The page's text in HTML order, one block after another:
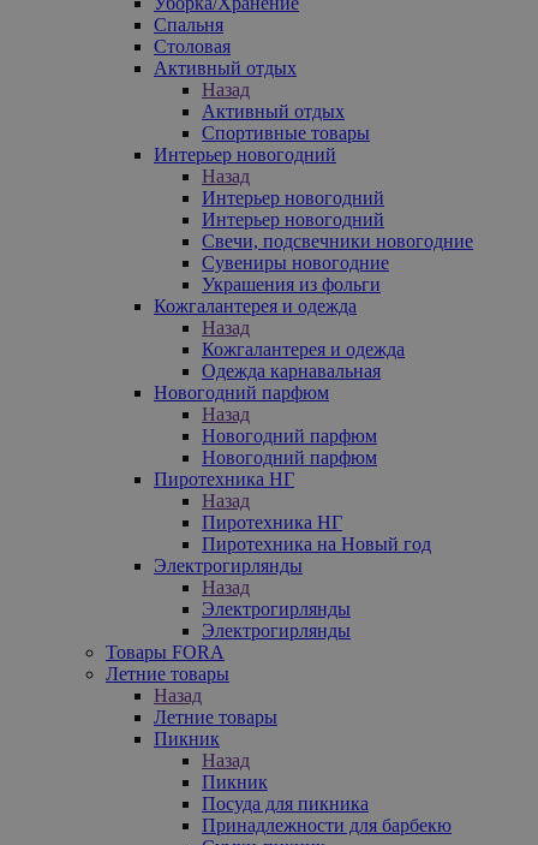
Спальня
Столовая
Активный отдых
Назад
Активный отдых
Спортивные товары
Интерьер новогодний
Назад
Интерьер новогодний
Интерьер новогодний
Свечи, подсвечники новогодние
Сувениры новогодние
Украшения из фольги
Кожгалантерея и одежда
Назад
Кожгалантерея и одежда
Одежда карнавальная
Новогодний парфюм
Назад
Новогодний парфюм
Новогодний парфюм
Пиротехника НГ
Назад
Пиротехника НГ
Пиротехника на Новый год
Электрогирлянды
Назад
Электрогирлянды
Электрогирлянды
Товары FORA
Летние товары
Назад
Летние товары
Пикник
Назад
Пикник
Посуда для пикника
Принадлежности для барбекю